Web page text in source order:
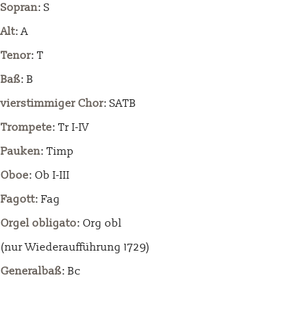
Sopran: S
Alt: A
Tenor: T
Baß: B
vierstimmiger Chor: SATB
Trompete: Tr I-IV
Pauken: Timp
Oboe: Ob I-III
Fagott: Fag
Orgel obligato: Org obl
(nur Wiederaufführung 1729)
Generalbaß: Bc